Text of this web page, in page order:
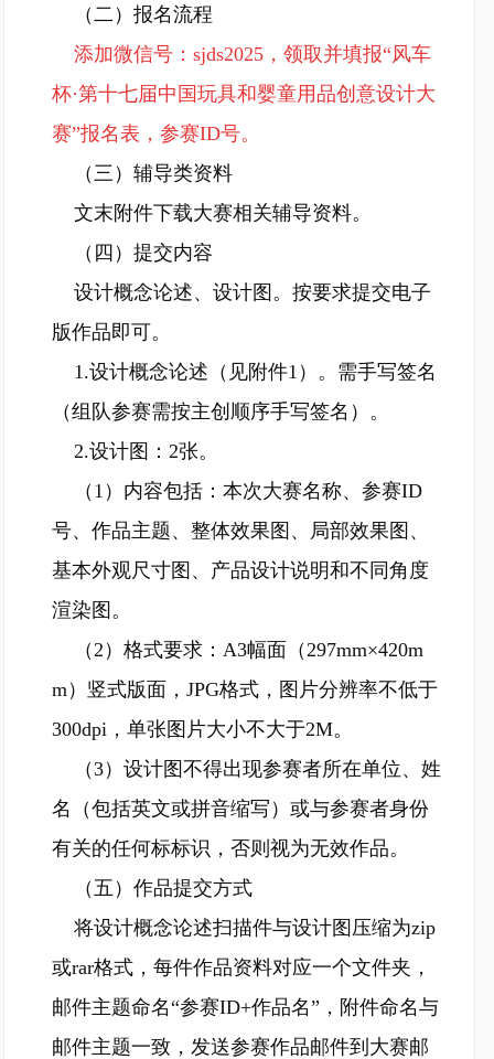
（二）报名流程
添加微信号：sjds2025，领取并填报“风车
杯·第十七届中国玩具和婴童用品创意设计大
赛”报名表，参赛ID号。
（三）辅导类资料
文末附件下载大赛相关辅导资料。
（四）提交内容
设计概念论述、设计图。按要求提交电子
版作品即可。
1.设计概念论述（见附件1）。需手写签名
（组队参赛需按主创顺序手写签名）。
2.设计图：2张。
（1）内容包括：本次大赛名称、参赛ID
号、作品主题、整体效果图、局部效果图、
基本外观尺寸图、产品设计说明和不同角度
渲染图。
（2）格式要求：A3幅面（297mm×420m
m）竖式版面，JPG格式，图片分辨率不低于
300dpi，单张图片大小不大于2M。
（3）设计图不得出现参赛者所在单位、姓
名（包括英文或拼音缩写）或与参赛者身份
有关的任何标标识，否则视为无效作品。
（五）作品提交方式
将设计概念论述扫描件与设计图压缩为zip
或rar格式，每件作品资料对应一个文件夹，
邮件主题命名“参赛ID+作品名”，附件命名与
邮件主题一致，发送参赛作品邮件到大赛邮